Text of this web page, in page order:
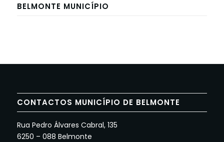
BELMONTE MUNICÍPIO
CONTACTOS MUNICÍPIO DE BELMONTE
Rua Pedro Álvares Cabral, 135
6250 – 088 Belmonte